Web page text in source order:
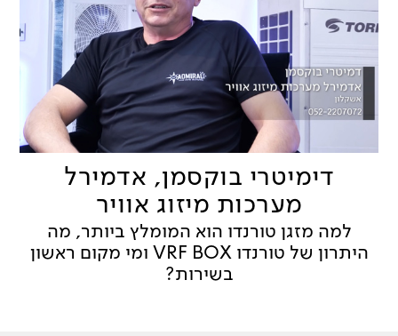
דימיטרי בוקסמן, אדמירל
מערכות מיזוג אוויר
למה מזגן טורנדו הוא המומלץ ביותר, מה
היתרון של טורנדו VRF BOX ומי מקום ראשון
בשירות?